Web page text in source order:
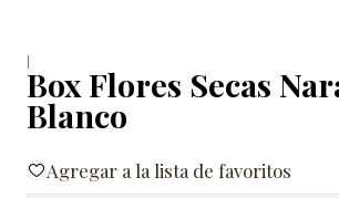
|
Box Flores Secas
Blanco
Agregar a la lista de favoritos